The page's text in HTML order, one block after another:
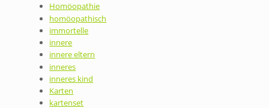
Homöopathie
homöopathisch
immortelle
innere
innere eltern
inneres
inneres kind
Karten
kartenset